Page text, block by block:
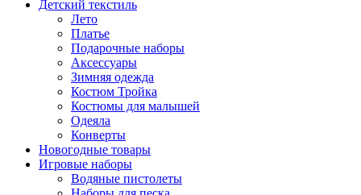
Детский текстиль
Лето
Платье
Подарочные наборы
Аксессуары
Зимняя одежда
Костюм Тройка
Костюмы для малышей
Одеяла
Конверты
Новогодные товары
Игровые наборы
Водяные пистолеты